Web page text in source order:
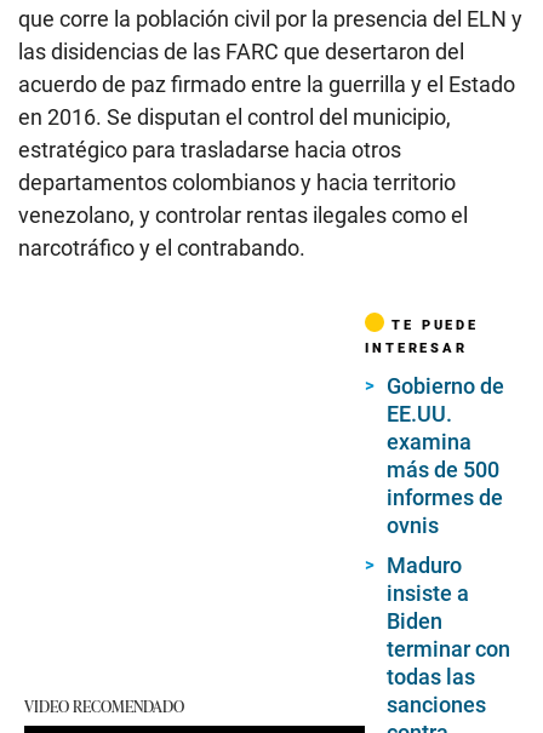
que corre la población civil por la presencia del ELN y
las disidencias de las FARC que desertaron del
acuerdo de paz firmado entre la guerrilla y el Estado
en 2016. Se disputan el control del municipio,
estratégico para trasladarse hacia otros
departamentos colombianos y hacia territorio
venezolano, y controlar rentas ilegales como el
narcotráfico y el contrabando.
VIDEO RECOMENDADO
TE PUEDE
INTERESAR
Gobierno de
EE.UU.
examina
más de 500
informes de
ovnis
Maduro
insiste a
Biden
terminar con
todas las
sanciones